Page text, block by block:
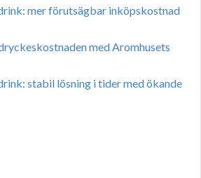
mer förutsägbar inköpskostnad
med Aromhusets
stabil lösning i tider med ökande